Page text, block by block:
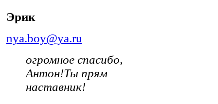
Эрик
nya.boy@ya.ru
огромное спасибо,
Антон!Ты прям
наставник!